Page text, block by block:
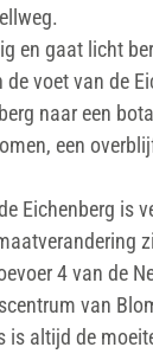
en gaat licht
voet van de
naar een
een
Eichenberg is
4 van de
van
is altijd de